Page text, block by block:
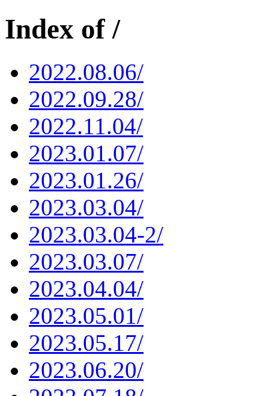
Index of /
2022.08.06/
2022.09.28/
2022.11.04/
2023.01.07/
2023.01.26/
2023.03.04/
2023.03.04-2/
2023.03.07/
2023.04.04/
2023.05.01/
2023.05.17/
2023.06.20/